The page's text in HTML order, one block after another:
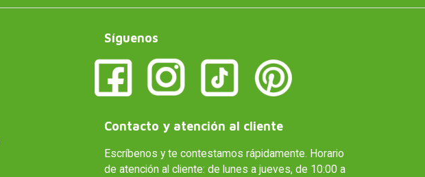
Síguenos
Contacto y atención al cliente
Escríbenos y te contestamos rápidamente. Horario
de atención al cliente: de lunes a jueves, de 10:00 a